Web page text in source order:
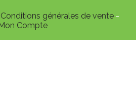
Conditions générales de vente
Compte